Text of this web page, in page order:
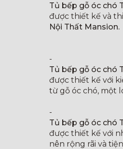
Tủ bếp gỗ óc chó
được thiết kế và
Nội Thất Mansion.
-
Tủ bếp gỗ óc chó
được thiết kế với
từ gỗ óc chó, một
-
Tủ bếp gỗ óc chó
được thiết kế với
nên rộng rãi và